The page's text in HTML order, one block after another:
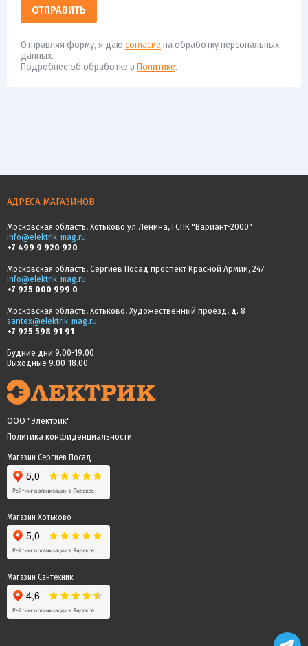
ОТПРАВИТЬ
Отправляя форму, я даю согласие на обработку персональных
данных.
Подробнее об обработке в Политике.
АДРЕСА МАГАЗИНОВ
Московская область, Хотьково ул.Ленина, ГСПК "Вариант-2000"
info@elektrik-mag.ru
+7 499 9 920 920
Московская область, Сергиев Посад проспект Красной Армии, 247
info@elektrik-mag.ru
+7 925 000 999 0
Московская область, Хотьково, Художественный проезд, д. 8
santex@elektrik-mag.ru
+7 925 598 91 91
Будние дни 9.00-19.00
Выходные 9.00-18.00
ООО "Электрик"
Политика конфиденциальности
Магазин Сергиев Посад
Магазин Хотьково
Магазин Сантехник